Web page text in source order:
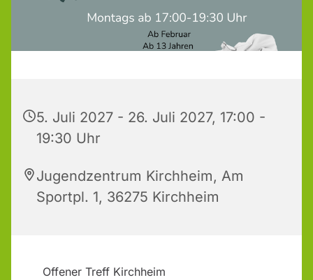
5. Juli 2027 - 26. Juli 2027, 17:00 -
19:30 Uhr
Jugendzentrum Kirchheim, Am
Sportpl. 1, 36275 Kirchheim
Offener Treff Kirchheim